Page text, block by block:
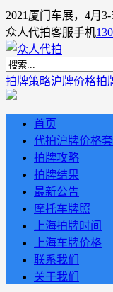
2021厦门车展，4月
众人代拍客服手机
拍牌策略沪牌价格拍
首页
代拍沪牌价格
拍牌攻略
拍牌结果
最新公告
摩托车牌照
上海拍牌时间
上海车牌价格
联系我们
关于我们